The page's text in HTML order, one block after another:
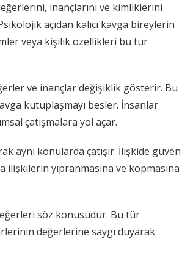
inançlarını ve kimliklerini
açıdan kalıcı kavga bireylerin
veya kişilik özellikleri bu tür
ve inançlar değişiklik gösterir. Bu
kutuplaşmayı besler. İnsanlar
çatışmalara yol açar.
aynı konularda çatışır. İlişkide güven
ilişkilerin yıpranmasına ve kopmasına
söz konusudur. Bu tür
değerlerine saygı duyarak